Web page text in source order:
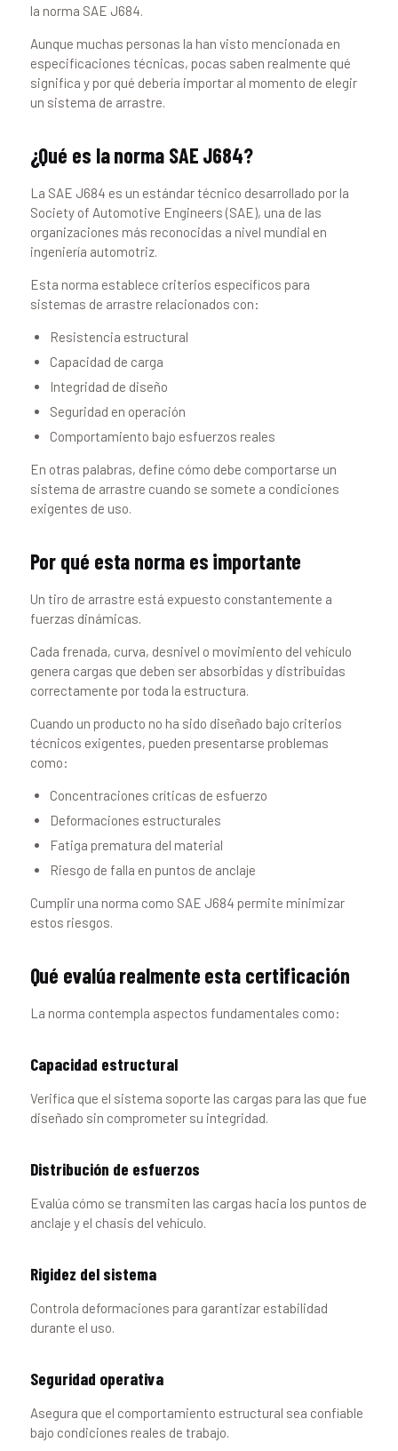
la norma SAE J684.
Aunque muchas personas la han visto mencionada en
especificaciones técnicas, pocas saben realmente qué
significa y por qué debería importar al momento de elegir
un sistema de arrastre.
¿Qué es la norma SAE J684?
La SAE J684 es un estándar técnico desarrollado por la
Society of Automotive Engineers (SAE), una de las
organizaciones más reconocidas a nivel mundial en
ingeniería automotriz.
Esta norma establece criterios específicos para
sistemas de arrastre relacionados con:
Resistencia estructural
Capacidad de carga
Integridad de diseño
Seguridad en operación
Comportamiento bajo esfuerzos reales
En otras palabras, define cómo debe comportarse un
sistema de arrastre cuando se somete a condiciones
exigentes de uso.
Por qué esta norma es importante
Un tiro de arrastre está expuesto constantemente a
fuerzas dinámicas.
Cada frenada, curva, desnivel o movimiento del vehículo
genera cargas que deben ser absorbidas y distribuidas
correctamente por toda la estructura.
Cuando un producto no ha sido diseñado bajo criterios
técnicos exigentes, pueden presentarse problemas
como:
Concentraciones críticas de esfuerzo
Deformaciones estructurales
Fatiga prematura del material
Riesgo de falla en puntos de anclaje
Cumplir una norma como SAE J684 permite minimizar
estos riesgos.
Qué evalúa realmente esta certificación
La norma contempla aspectos fundamentales como:
Capacidad estructural
Verifica que el sistema soporte las cargas para las que fue
diseñado sin comprometer su integridad.
Distribución de esfuerzos
Evalúa cómo se transmiten las cargas hacia los puntos de
anclaje y el chasis del vehículo.
Rigidez del sistema
Controla deformaciones para garantizar estabilidad
durante el uso.
Seguridad operativa
Asegura que el comportamiento estructural sea confiable
bajo condiciones reales de trabajo.